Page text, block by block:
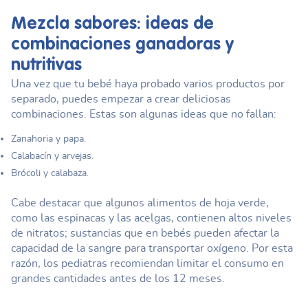
Mezcla sabores: ideas de
combinaciones ganadoras y
nutritivas
Una vez que tu bebé haya probado varios productos por
separado, puedes empezar a crear deliciosas
combinaciones. Estas son algunas ideas que no fallan:
Zanahoria y papa.
Calabacín y arvejas.
Brócoli y calabaza.
Cabe destacar que algunos alimentos de hoja verde,
como las espinacas y las acelgas, contienen altos niveles
de nitratos; sustancias que en bebés pueden afectar la
capacidad de la sangre para transportar oxígeno. Por esta
razón, los pediatras recomiendan limitar el consumo en
grandes cantidades antes de los 12 meses.